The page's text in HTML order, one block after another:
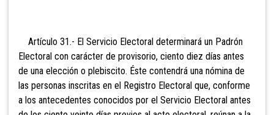
Artículo 31.- El Servicio Electoral determinará un Padrón
Electoral con carácter de provisorio, ciento diez días antes
de una elección o plebiscito. Éste contendrá una nómina de
las personas inscritas en el Registro Electoral que, conforme
a los antecedentes conocidos por el Servicio Electoral antes